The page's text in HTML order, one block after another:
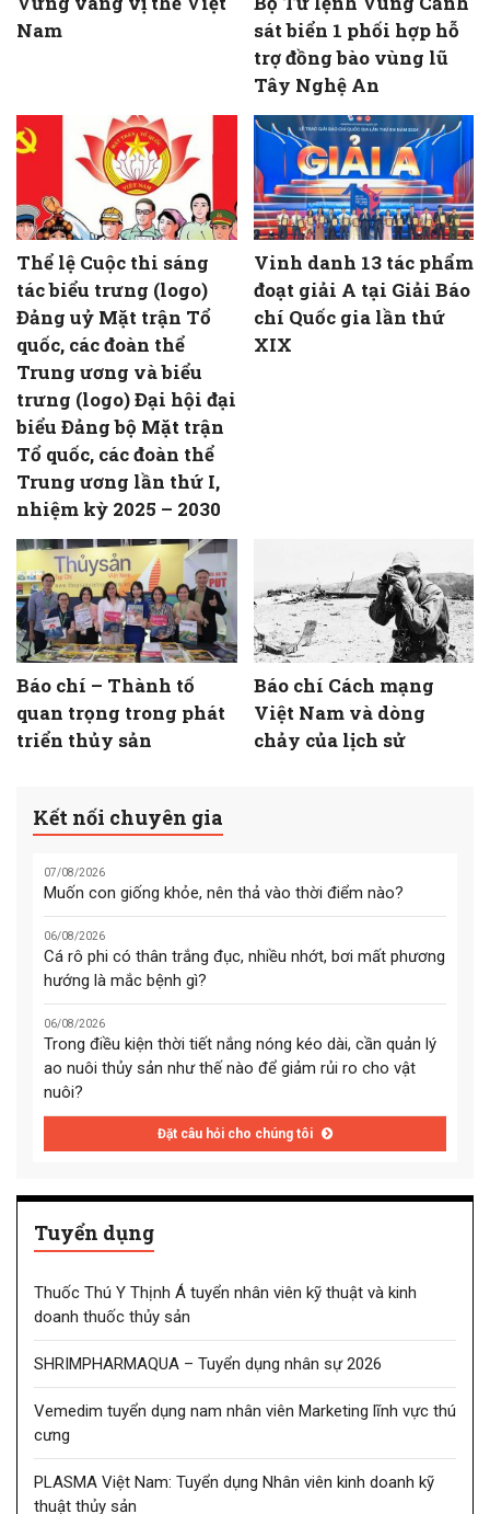
Nam
sát biển 1 phối hợp hỗ
trợ đồng bào vùng lũ
Tây Nghệ An
Thể lệ Cuộc thi sáng
tác biểu trưng (logo)
Đảng uỷ Mặt trận Tổ
quốc, các đoàn thể
Trung ương và biểu
trưng (logo) Đại hội đại
biểu Đảng bộ Mặt trận
Tổ quốc, các đoàn thể
Trung ương lần thứ I,
nhiệm kỳ 2025 – 2030
Vinh danh 13 tác phẩm
đoạt giải A tại Giải Báo
chí Quốc gia lần thứ
XIX
Báo chí – Thành tố
quan trọng trong phát
triển thủy sản
Báo chí Cách mạng
Việt Nam và dòng
chảy của lịch sử
Kết nối chuyên gia
07/08/2026
Muốn con giống khỏe, nên thả vào thời điểm nào?
06/08/2026
Cá rô phi có thân trắng đục, nhiều nhớt, bơi mất phương
hướng là mắc bệnh gì?
06/08/2026
Trong điều kiện thời tiết nắng nóng kéo dài, cần quản lý
ao nuôi thủy sản như thế nào để giảm rủi ro cho vật
nuôi?
Đặt câu hỏi cho chúng tôi
Tuyển dụng
Thuốc Thú Y Thịnh Á tuyển nhân viên kỹ thuật và kinh
doanh thuốc thủy sản
SHRIMPHARMAQUA – Tuyển dụng nhân sự 2026
Vemedim tuyển dụng nam nhân viên Marketing lĩnh vực thú
cưng
PLASMA Việt Nam: Tuyển dụng Nhân viên kinh doanh kỹ
thuật thủy sản